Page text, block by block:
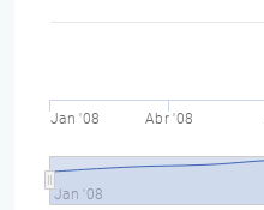
Jan '08 Abr '08
Jan '08